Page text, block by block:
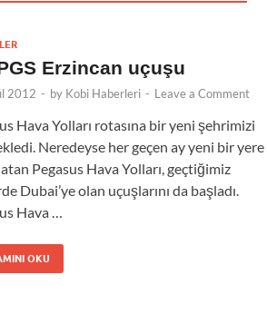
Erzincan uçuşu
2012 - by Kobi Haberleri - Leave a Comment
Hava Yolları rotasına bir yeni şehrimizi
Neredeyse her geçen ay yeni bir yere
Pegasus Hava Yolları, geçtiğimiz
Dubai’ye olan uçuşlarını da başladı.
Hava …
OKU